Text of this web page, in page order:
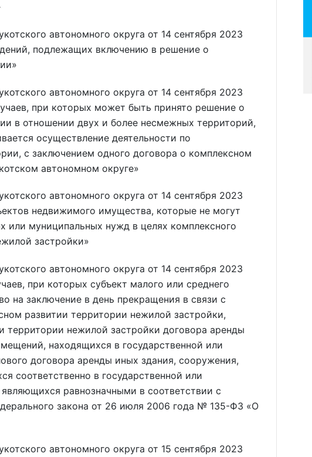
автономного округа от 14 сентября 2023
подлежащих включению в решение о
автономного округа от 14 сентября 2023
при которых может быть принято решение о
в отношении двух и более несмежных территорий,
осуществление деятельности по
с заключением одного договора о комплексном
автономном округе»
автономного округа от 14 сентября 2023
недвижимого имущества, которые не могут
или муниципальных нужд в целях комплексного
застройки»
автономного округа от 14 сентября 2023
при которых субъект малого или среднего
на заключение в день прекращения в связи с
развитии территории нежилой застройки,
территории нежилой застройки договора аренды
находящихся в государственной или
договора аренды иных здания, сооружения,
соответственно в государственной или
равнозначными в соответствии с
закона от 26 июля 2006 года № 135-ФЗ «О
автономного округа от 15 сентября 2023